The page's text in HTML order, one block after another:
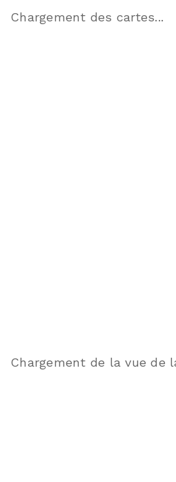
Chargement des cartes...
Chargement de la vue de